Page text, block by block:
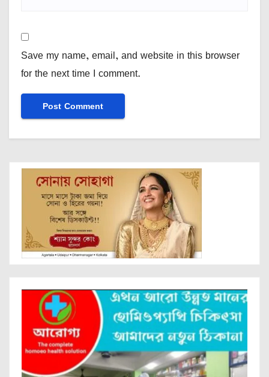
Save my name, email, and website in this browser
for the next time I comment.